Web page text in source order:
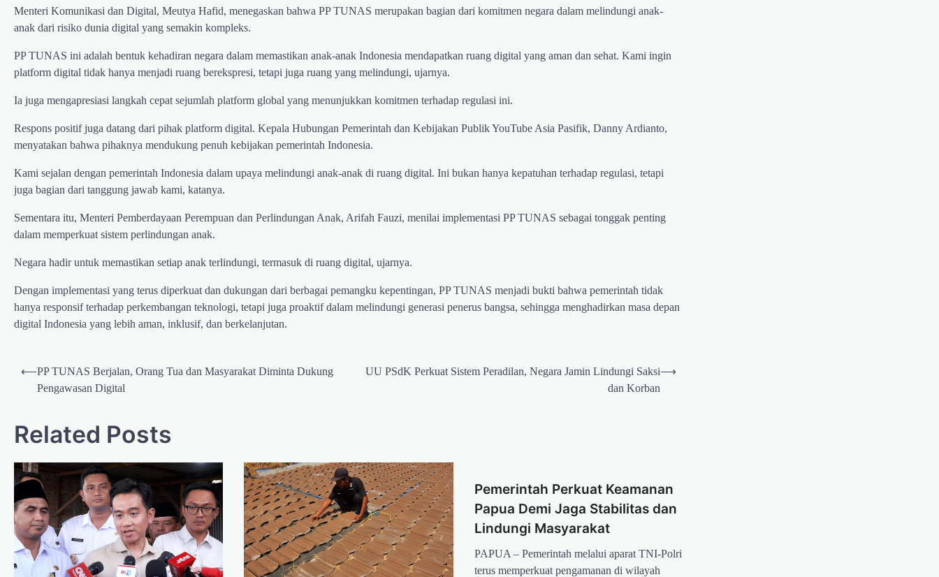
Menteri Komunikasi dan Digital, Meutya Hafid, menegaskan bahwa PP TUNAS merupakan bagian dari komitmen negara dalam melindungi anak-
anak dari risiko dunia digital yang semakin kompleks.
PP TUNAS ini adalah bentuk kehadiran negara dalam memastikan anak-anak Indonesia mendapatkan ruang digital yang aman dan sehat. Kami ingin
platform digital tidak hanya menjadi ruang berekspresi, tetapi juga ruang yang melindungi, ujarnya.
Ia juga mengapresiasi langkah cepat sejumlah platform global yang menunjukkan komitmen terhadap regulasi ini.
Respons positif juga datang dari pihak platform digital. Kepala Hubungan Pemerintah dan Kebijakan Publik YouTube Asia Pasifik, Danny Ardianto,
menyatakan bahwa pihaknya mendukung penuh kebijakan pemerintah Indonesia.
Kami sejalan dengan pemerintah Indonesia dalam upaya melindungi anak-anak di ruang digital. Ini bukan hanya kepatuhan terhadap regulasi, tetapi
juga bagian dari tanggung jawab kami, katanya.
Sementara itu, Menteri Pemberdayaan Perempuan dan Perlindungan Anak, Arifah Fauzi, menilai implementasi PP TUNAS sebagai tonggak penting
dalam memperkuat sistem perlindungan anak.
Negara hadir untuk memastikan setiap anak terlindungi, termasuk di ruang digital, ujarnya.
Dengan implementasi yang terus diperkuat dan dukungan dari berbagai pemangku kepentingan, PP TUNAS menjadi bukti bahwa pemerintah tidak
hanya responsif terhadap perkembangan teknologi, tetapi juga proaktif dalam melindungi generasi penerus bangsa, sehingga menghadirkan masa depan
digital Indonesia yang lebih aman, inklusif, dan berkelanjutan.
Post
navigation
⟵PP TUNAS Berjalan, Orang Tua dan Masyarakat Diminta Dukung
Pengawasan Digital
UU PSdK Perkuat Sistem Peradilan, Negara Jamin Lindungi Saksi
dan Korban
⟶
Related Posts
Pemerintah Perkuat Keamanan
Papua Demi Jaga Stabilitas dan
Lindungi Masyarakat
PAPUA – Pemerintah melalui aparat TNI-Polri
terus memperkuat pengamanan di wilayah